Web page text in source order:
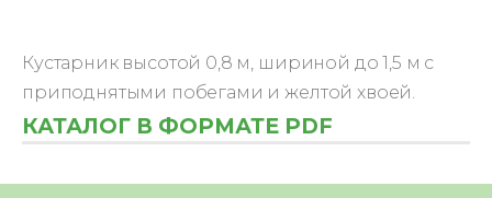
КАТАЛОГ В ФОРМАТЕ PDF
Кустарник высотой 0,8 м, шириной до 1,5 м с
приподнятыми побегами и желтой хвоей.